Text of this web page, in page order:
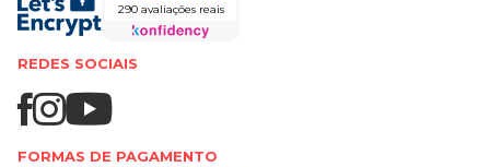
290 avaliações reais
REDES SOCIAIS
FORMAS DE PAGAMENTO